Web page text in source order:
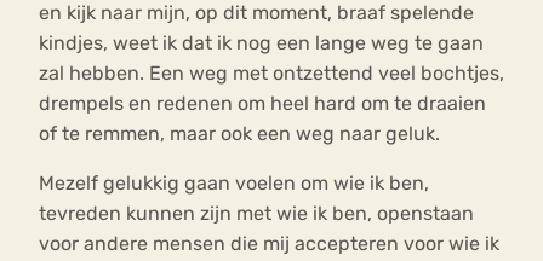
en kijk naar mijn, op dit moment, braaf spelende
kindjes, weet ik dat ik nog een lange weg te gaan
zal hebben. Een weg met ontzettend veel bochtjes,
drempels en redenen om heel hard om te draaien
of te remmen, maar ook een weg naar geluk.
Mezelf gelukkig gaan voelen om wie ik ben,
tevreden kunnen zijn met wie ik ben, openstaan
voor andere mensen die mij accepteren voor wie ik